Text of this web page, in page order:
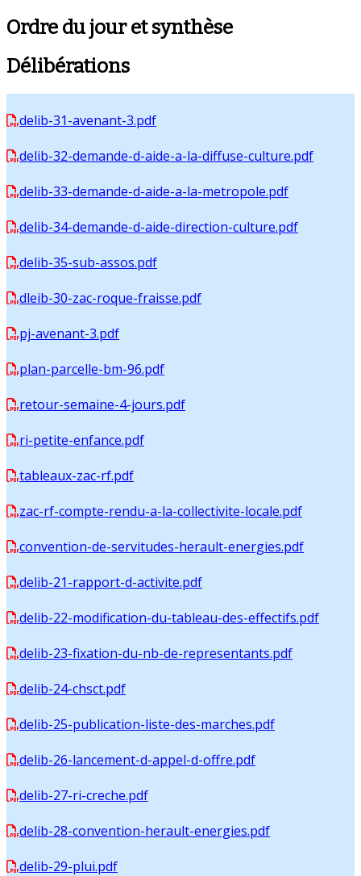
Ordre du jour et synthèse
Délibérations
delib-31-avenant-3.pdf
delib-32-demande-d-aide-a-la-diffuse-culture.pdf
delib-33-demande-d-aide-a-la-metropole.pdf
delib-34-demande-d-aide-direction-culture.pdf
delib-35-sub-assos.pdf
dleib-30-zac-roque-fraisse.pdf
pj-avenant-3.pdf
plan-parcelle-bm-96.pdf
retour-semaine-4-jours.pdf
ri-petite-enfance.pdf
tableaux-zac-rf.pdf
zac-rf-compte-rendu-a-la-collectivite-locale.pdf
convention-de-servitudes-herault-energies.pdf
delib-21-rapport-d-activite.pdf
delib-22-modification-du-tableau-des-effectifs.pdf
delib-23-fixation-du-nb-de-representants.pdf
delib-24-chsct.pdf
delib-25-publication-liste-des-marches.pdf
delib-26-lancement-d-appel-d-offre.pdf
delib-27-ri-creche.pdf
delib-28-convention-herault-energies.pdf
delib-29-plui.pdf